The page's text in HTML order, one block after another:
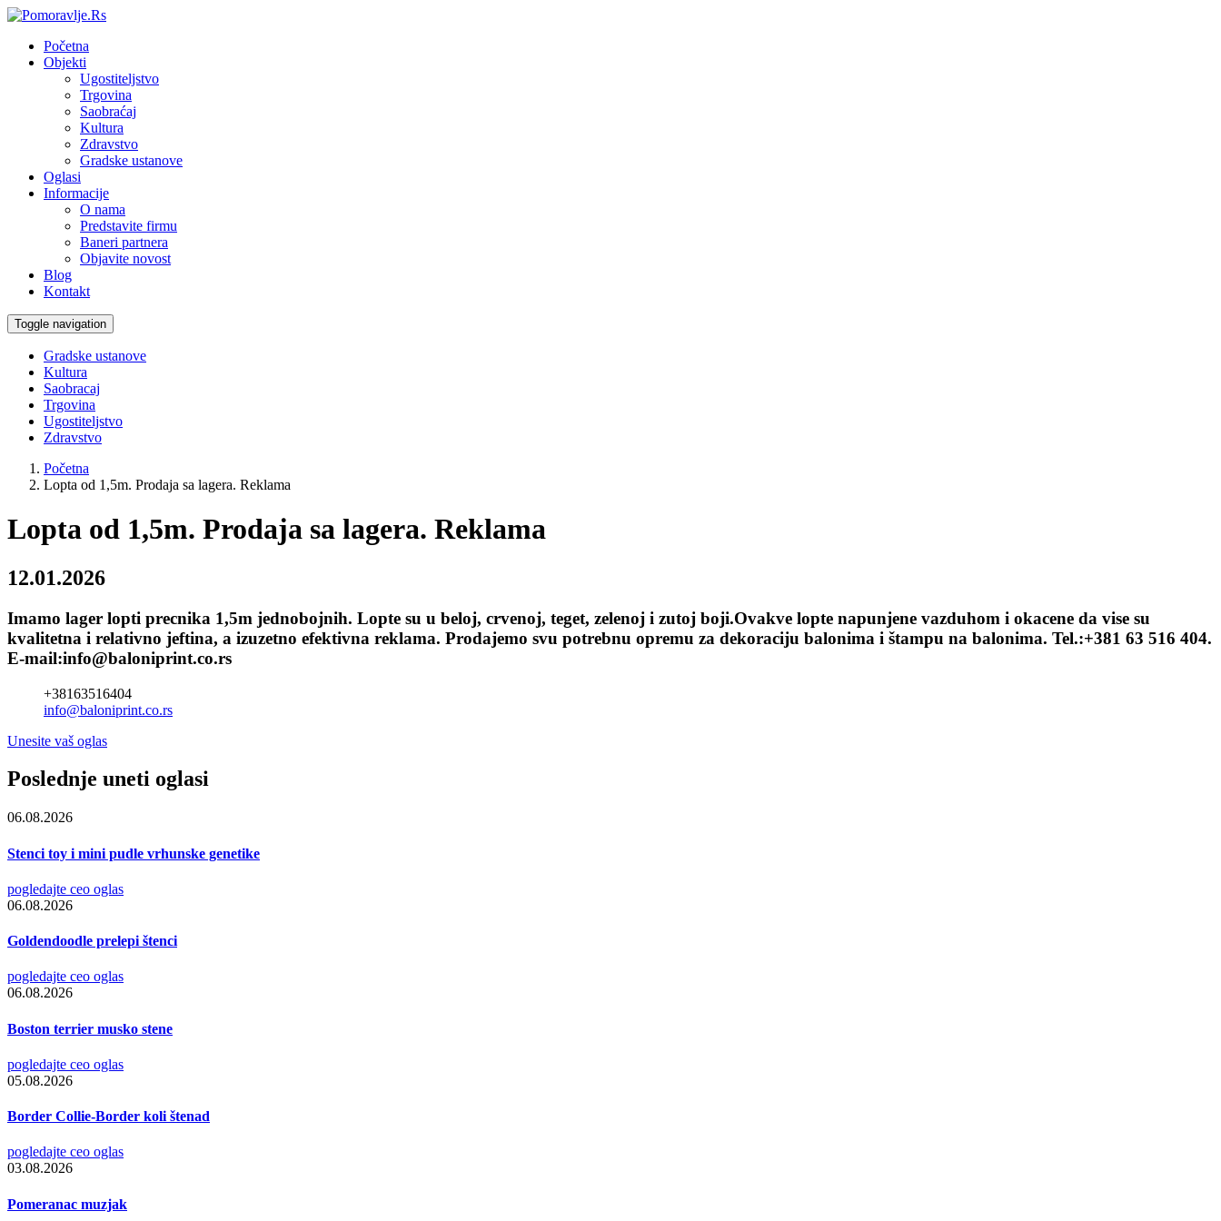
Početna
Objekti
Ugostiteljstvo
Trgovina
Saobraćaj
Kultura
Zdravstvo
Gradske ustanove
Oglasi
Informacije
O nama
Predstavite firmu
Baneri partnera
Objavite novost
Blog
Kontakt
Toggle navigation
Gradske ustanove
Kultura
Saobracaj
Trgovina
Ugostiteljstvo
Zdravstvo
Početna
Lopta od 1,5m. Prodaja sa lagera. Reklama
Lopta od 1,5m. Prodaja sa lagera. Reklama
12.01.2026
Imamo lager lopti precnika 1,5m jednobojnih. Lopte su u beloj, crvenoj, teget, zelenoj i zutoj boji.Ovakve lopte napunjene vazduhom i okacene da vise su
kvalitetna i relativno jeftina, a izuzetno efektivna reklama. Prodajemo svu potrebnu opremu za dekoraciju balonima i štampu na balonima. Tel.:+381 63 516 404.
E-mail:info@baloniprint.co.rs
+38163516404
info@baloniprint.co.rs
Unesite vaš oglas
Poslednje uneti oglasi
06.08.2026
Stenci toy i mini pudle vrhunske genetike
pogledajte ceo oglas
06.08.2026
Goldendoodle prelepi štenci
pogledajte ceo oglas
06.08.2026
Boston terrier musko stene
pogledajte ceo oglas
05.08.2026
Border Collie-Border koli štenad
pogledajte ceo oglas
03.08.2026
Pomeranac muzjak